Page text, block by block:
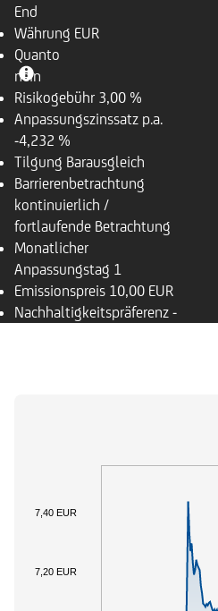
End
Währung EUR
Quanto
nein
Risikogebühr 3,00 %
Anpassungszinssatz p.a.
-4,232 %
Tilgung Barausgleich
Barrierenbetrachtung
kontinuierlich /
fortlaufende Betrachtung
Monatlicher
Anpassungstag 1
Emissionspreis 10,00 EUR
Nachhaltigkeitspräferenz -
7,20 EUR
7,40 EUR